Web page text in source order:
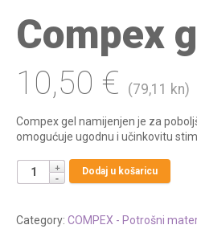
Compex
10,50 € (79,11 kn)
Compex gel namijenjen je za
omogućuje ugodnu i učinkovitu
Dodaj u košaricu
Category: COMPEX - Potrošni